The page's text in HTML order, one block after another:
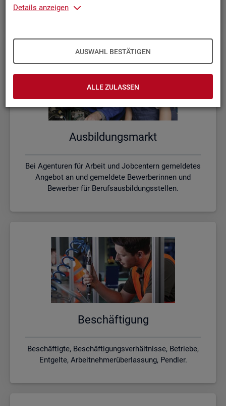
Details anzeigen
AUSWAHL BESTÄTIGEN
ALLE ZULASSEN
Beschäftigungsverhältnis fehlt?
Aus­bil­dungs­markt
Bei Agenturen für Arbeit und Jobcentern gemeldetes
Angebot an und gemeldete Bewerberinnen und
Bewerber für Berufsausbildungsstellen.
Be­schäf­ti­gung
Beschäftigte, Beschäftigungsverhältnisse, Betriebe,
Entgelte, Arbeitnehmerüberlassung, Pendler.